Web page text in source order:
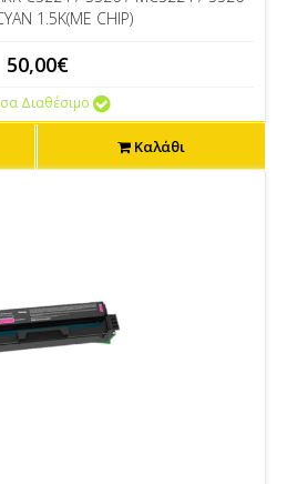
1.5K(ΜΕ CHIP)
50,00€
Διαθέσιμο
Καλάθι